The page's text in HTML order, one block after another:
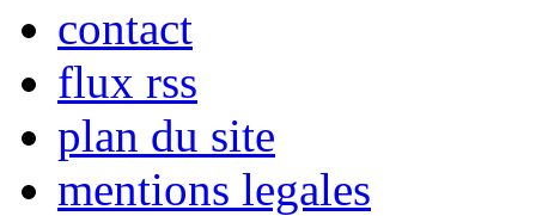
contact
flux rss
plan du site
mentions legales